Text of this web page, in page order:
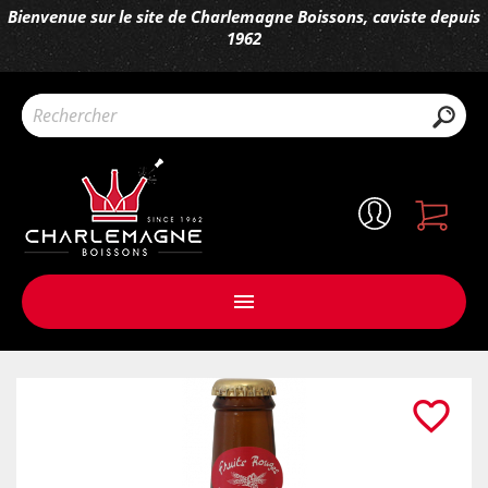
Bienvenue sur le site de Charlemagne Boissons, caviste depuis
1962

favorite_border